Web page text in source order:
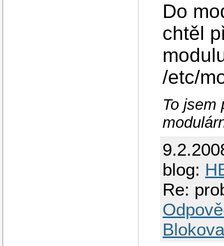
Do
chtěl
/etc/
To jsem
blog:
Re: